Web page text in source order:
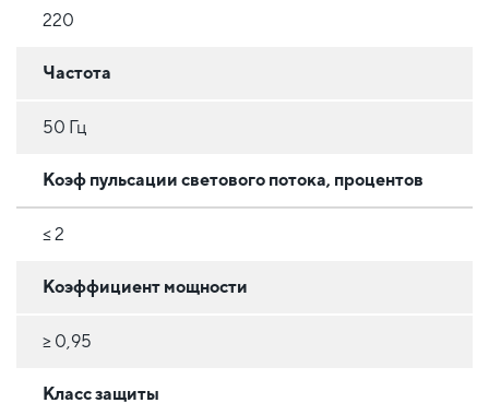
220
Частота
50 Гц
Коэф пульсации светового потока, процентов
≤ 2
Коэффициент мощности
≥ 0,95
Класс защиты